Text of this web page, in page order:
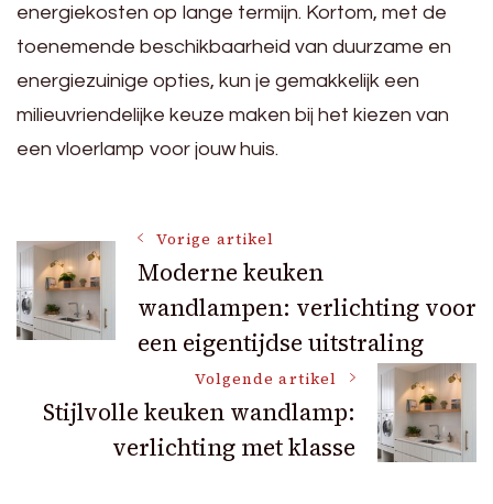
energiekosten op lange termijn. Kortom, met de
toenemende beschikbaarheid van duurzame en
energiezuinige opties, kun je gemakkelijk een
milieuvriendelijke keuze maken bij het kiezen van
een vloerlamp voor jouw huis.
Bericht
navigatie
Vorige artikel
Moderne keuken
wandlampen: verlichting voor
een eigentijdse uitstraling
Volgende artikel
Stijlvolle keuken wandlamp:
verlichting met klasse